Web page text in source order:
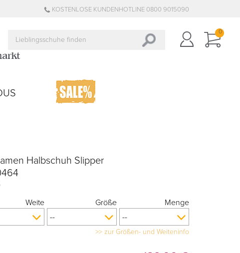
KOSTENLOSE KUNDENHOTLINE 0800 9015090
0
Halbschuh Slipper
Weite Größe Menge
>> zur Größen- und Weiteninfo